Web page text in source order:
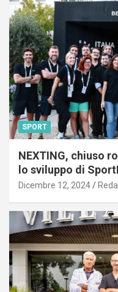
SPORT
NEXTING, chiuso
lo sviluppo di
Dicembre 12, 2024